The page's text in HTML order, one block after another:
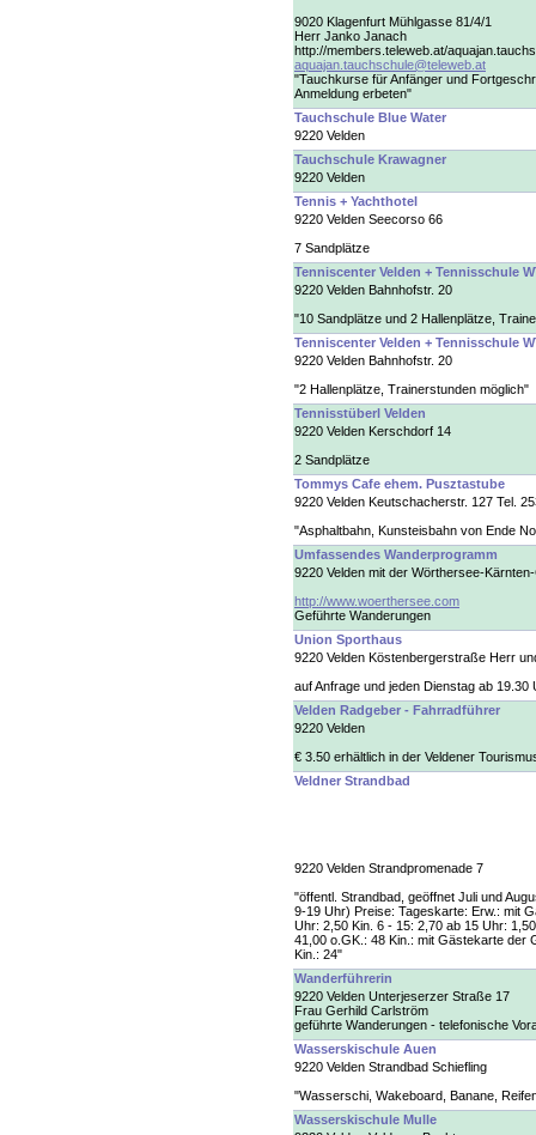
9020 Klagenfurt Mühlgasse 81/4/1
Herr Janko Janach
http://members.teleweb.at/
aquajan.tauchschule@teleweb.at
"Tauchkurse für Anfänger und
Anmeldung erbeten"
Tauchschule Blue Water
9220 Velden
Tauchschule Krawagner
9220 Velden
Tennis + Yachthotel
9220 Velden Seecorso 66
7 Sandplätze
Tenniscenter Velden + Tennisschule
9220 Velden Bahnhofstr. 20
"10 Sandplätze und 2 Hallenplätze,
Tenniscenter Velden + Tennisschule
9220 Velden Bahnhofstr. 20
"2 Hallenplätze, Trainerstunden möglich"
Tennisstüberl Velden
9220 Velden Kerschdorf 14
2 Sandplätze
Tommys Cafe ehem. Pusztastube
9220 Velden Keutschacherstr. 127 Tel.
"Asphaltbahn, Kunsteisbahn von Ende
Umfassendes Wanderprogramm
9220 Velden mit der Wörthersee-
http://www.woerthersee.com
Geführte Wanderungen
Union Sporthaus
9220 Velden Köstenbergerstraße Herr
auf Anfrage und jeden Dienstag ab 19.30
Velden Radgeber - Fahrradführer
9220 Velden
€ 3.50 erhältlich in der Veldener
Veldner Strandbad
9220 Velden Strandpromenade 7
"öffentl. Strandbad, geöffnet Juli und
9-19 Uhr) Preise: Tageskarte: Erw.: mit
Uhr: 2,50 Kin. 6 - 15: 2,70 ab 15 Uhr:
41,00 o.GK.: 48 Kin.: mit Gästekarte der
Kin.: 24"
Wanderführerin
9220 Velden Unterjeserzer Straße 17
Frau Gerhild Carlström
geführte Wanderungen - telefonische
Wasserskischule Auen
9220 Velden Strandbad Schiefling
"Wasserschi, Wakeboard, Banane,
Wasserskischule Mulle